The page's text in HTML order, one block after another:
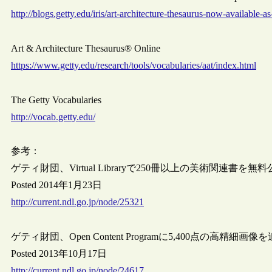
http://blogs.getty.edu/iris/art-architecture-thesaurus-now-available-
Art & Architecture Thesaurus® Online
https://www.getty.edu/research/tools/vocabularies/aat/index.html
The Getty Vocabularies
http://vocab.getty.edu/
参考：
ゲティ財団、Virtual Libraryで250冊以上の美術関連書を無料
Posted 2014年1月23日
http://current.ndl.go.jp/node/25321
ゲティ財団、Open Content Programに5,400点の高精細画像を
Posted 2013年10月17日